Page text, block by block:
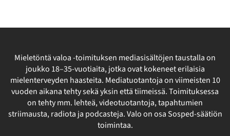
Mieletöntä valoa -toimituksen mediasisältöjen taustalla on
joukko 18–35-vuotiaita, jotka ovat kokeneet erilaisia
mielenterveyden haasteita. Mediatuotantoja on viimeisten 10
vuoden aikana tehty sekä yksin että tiimeissä. Toimituksessa
on tehty mm. lehteä, videotuotantoja, tapahtumien
striimausta, radiota ja podcasteja. Valo on osa Sosped-säätiön
toimintaa.